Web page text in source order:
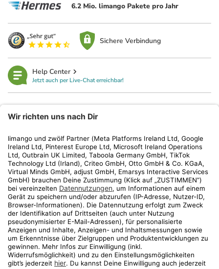
6.2 Mio. limango Pakete pro Jahr
Sichere Verbindung
Help Center
Jetzt auch per Live-Chat erreichbar!
Kundenservice
Shop
Aktionen
Travel